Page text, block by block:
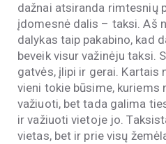
dažnai atsiranda rimtesnių
įdomesnė dalis – taksi. Aš
dalykas taip pakabino, kad
beveik visur važinėju taksi.
gatvės, įlipi ir gerai. Kartais
vieni tokie būsime, kuriems
važiuoti, bet tada galima
ir važiuoti vietoje jo.
vietas, bet ir prie visų